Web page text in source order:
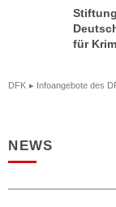
Stiftung
für
DFK Infoangebote des
NEWS